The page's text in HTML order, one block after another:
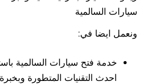
سيارات السالمية
ونعمل ايضا في:
خدمة فتح سيارات السالمية
احدث التقنيات المتطورة